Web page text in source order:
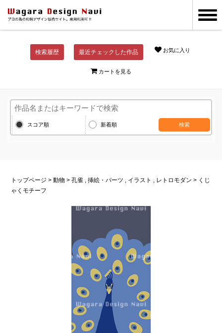
検索履歴 最近チェックした作品 お気に入り
カートを見る
スコア順 新着順 検索
トップページ >動物 >孔雀 ,挿絵・パーツ , イラスト , レトロモダン > くじ
ゃくモチーフ